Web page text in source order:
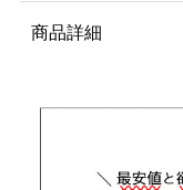
商品詳細